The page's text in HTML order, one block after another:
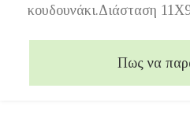
κουδουνάκι.Διάσταση
Πως να